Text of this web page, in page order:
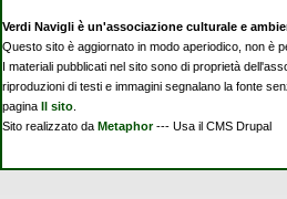
Verdi Navigli è un'associazione culturale e
Questo sito è aggiornato in modo aperiodico, non è
I materiali pubblicati nel sito sono di proprietà
riproduzioni di testi e immagini segnalano la fonte
pagina
Il sito.
Sito realizzato da Metaphor--- Usa il CMS Drupal